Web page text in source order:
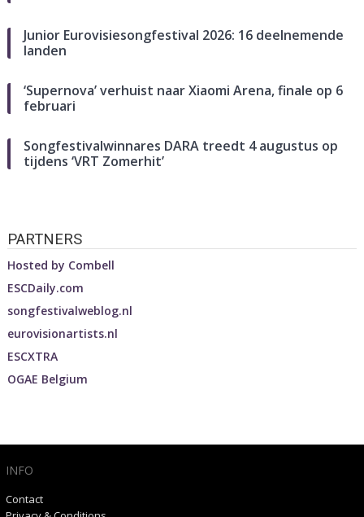
Junior Eurovisiesongfestival 2026: 16 deelnemende
landen
‘Supernova’ verhuist naar Xiaomi Arena, finale op 6
februari
Songfestivalwinnares DARA treedt 4 augustus op
tijdens ‘VRT Zomerhit’
PARTNERS
Hosted by Combell
ESCDaily.com
songfestivalweblog.nl
eurovisionartists.nl
ESCXTRA
OGAE Belgium
INFO
Contact